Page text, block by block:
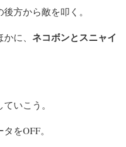
方から敵を叩く。
に、 ネコボンとスニャイ
いこう。
をOFF。